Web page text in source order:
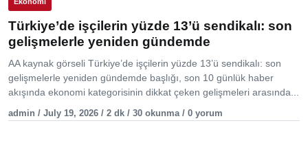
Türkiye’de işçilerin yüzde 13’ü sendikalı: son
gelişmelerle yeniden gündemde
AA kaynak görseli Türkiye’de işçilerin yüzde 13’ü sendikalı: son
gelişmelerle yeniden gündemde başlığı, son 10 günlük haber
akışında ekonomi kategorisinin dikkat çeken gelişmeleri arasında...
admin / July 19, 2026 / 2 dk / 30 okunma / 0 yorum